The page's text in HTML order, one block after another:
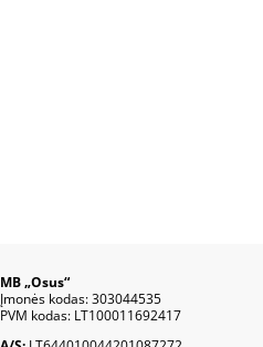
MB „Osus“
Įmonės kodas: 303044535
PVM kodas: LT100011692417